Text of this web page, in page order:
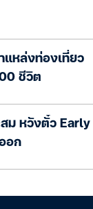
แหล่งท่องเที่ยว
ชีวิต
ม หวังตั๋ว Early
อก